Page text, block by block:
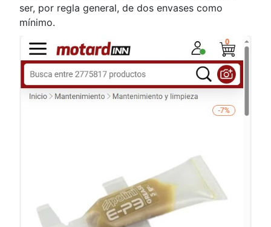
ser, por regla general, de dos envases como
mínimo.